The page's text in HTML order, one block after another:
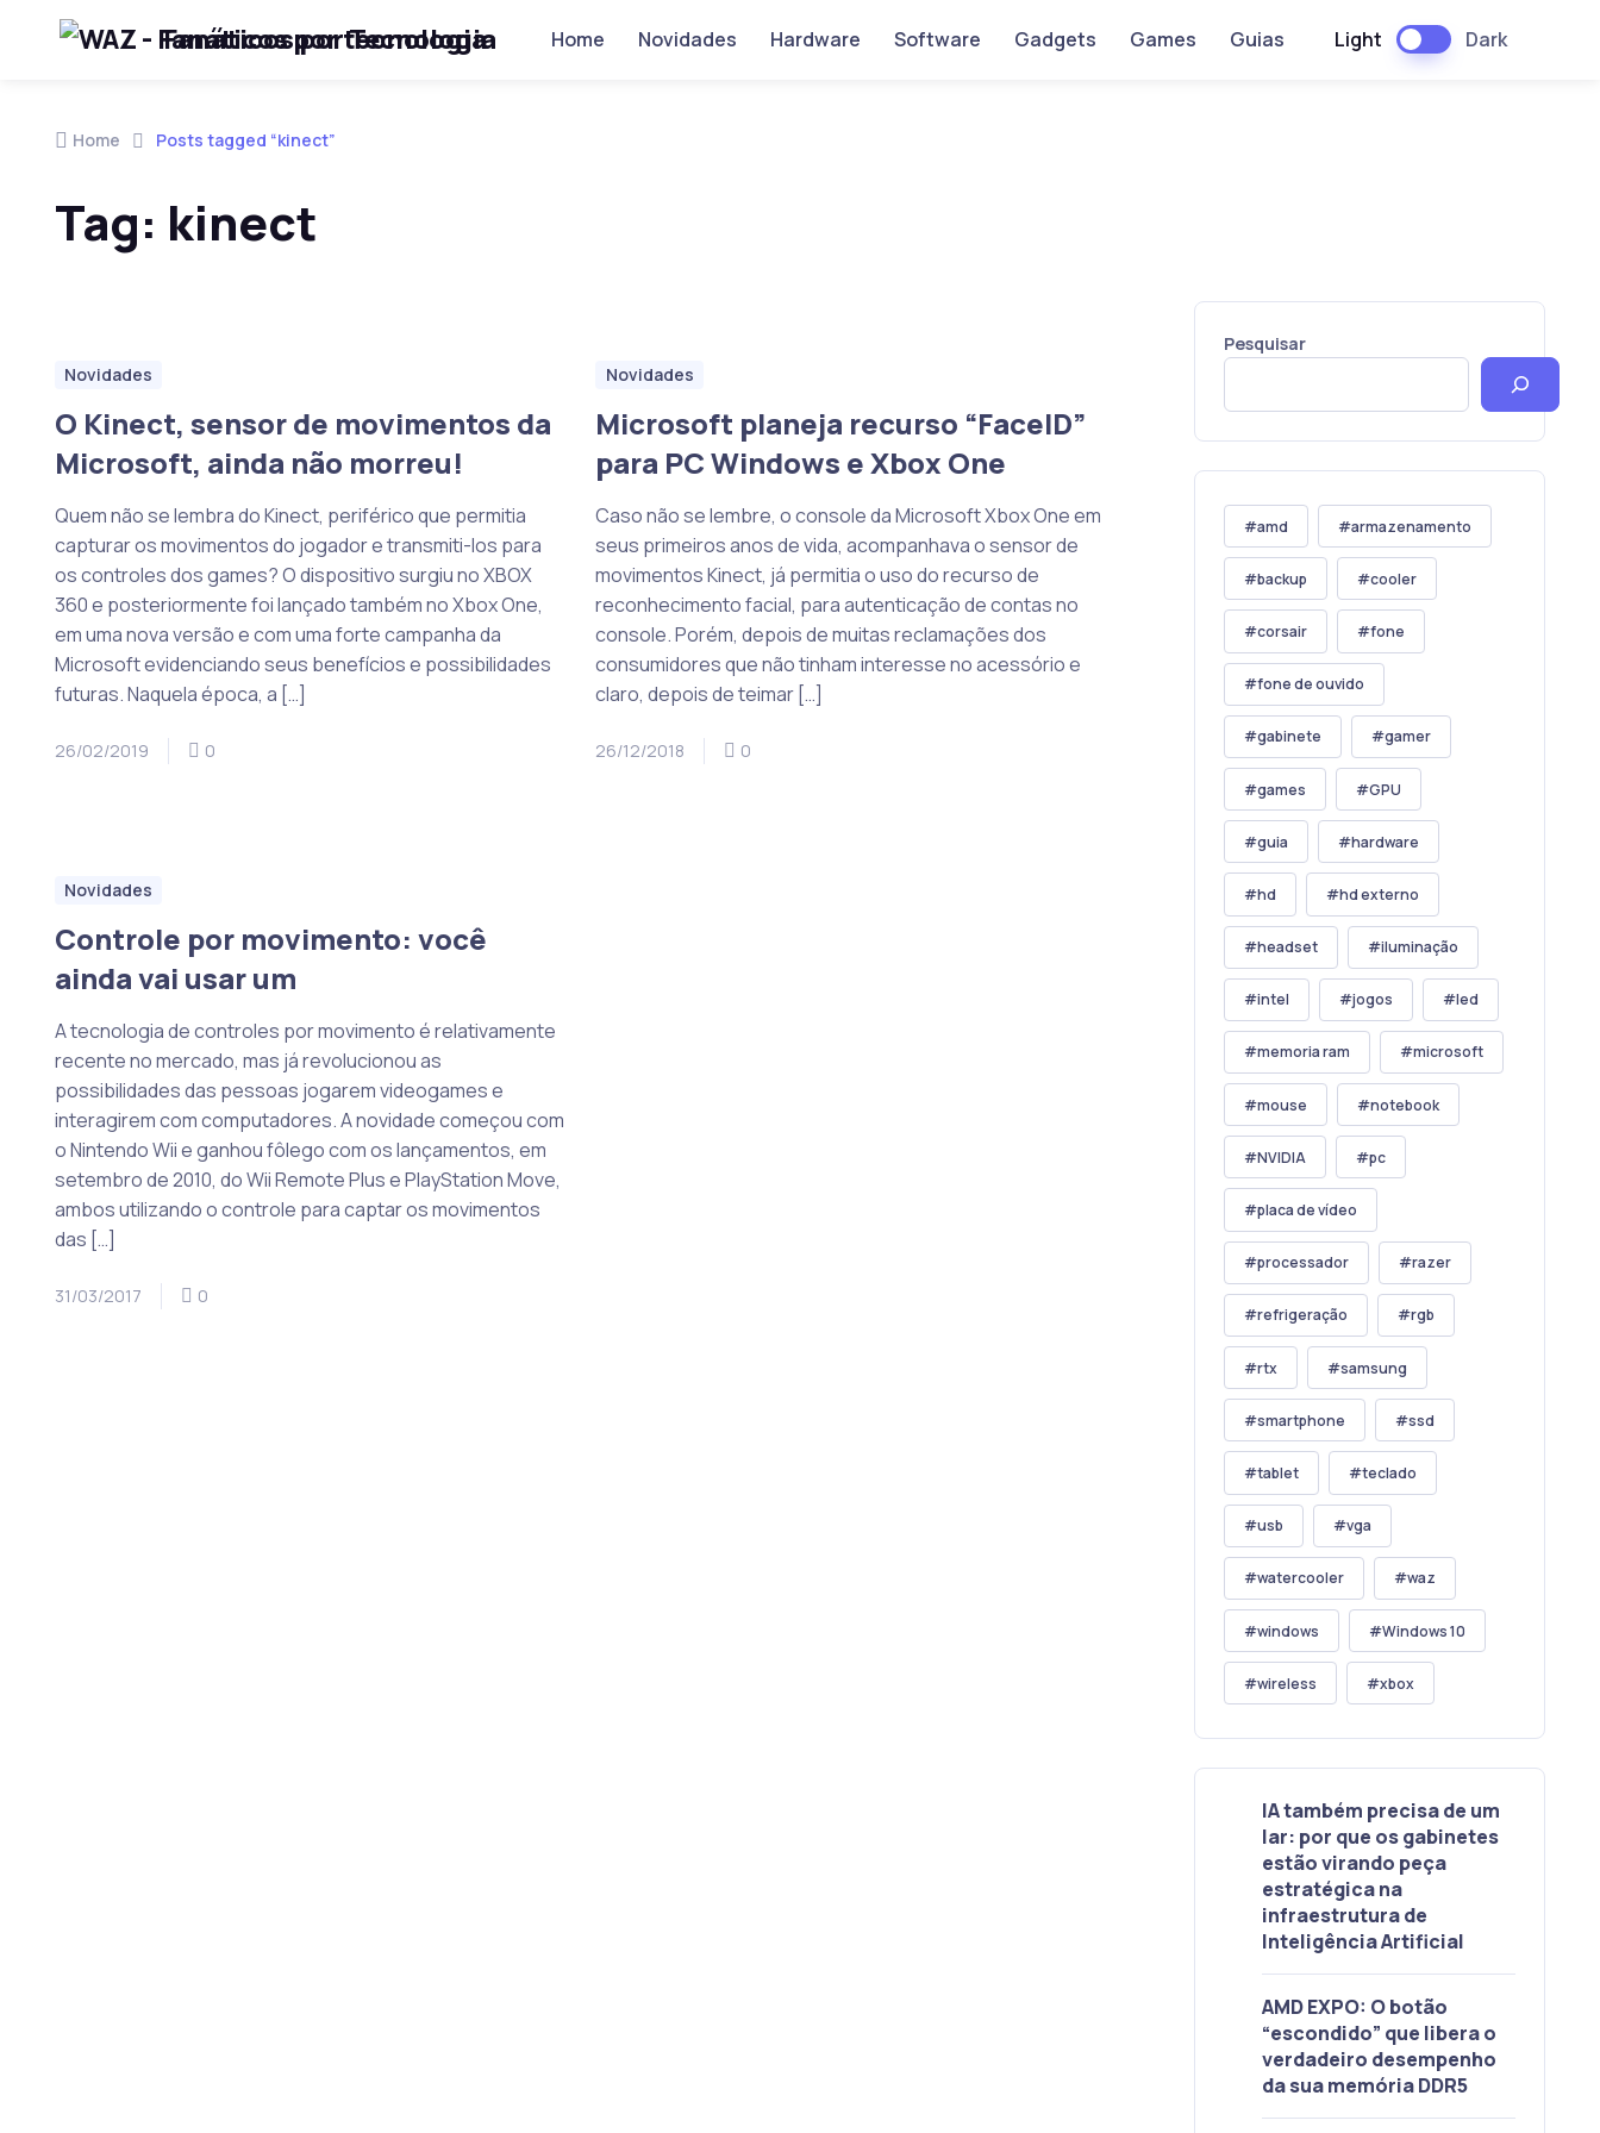
Skip to navigation
Skip to contentFanáticos por Tecnologia Home Novidades Hardware Software Gadgets Games Guias Light Dark
Home Posts tagged “kinect”
Tag: kinect
Novidades
O Kinect, sensor de movimentos da
Microsoft, ainda não morreu!
Quem não se lembra do Kinect, periférico que permitia
capturar os movimentos do jogador e transmiti-los para
os controles dos games? O dispositivo surgiu no XBOX
360 e posteriormente foi lançado também no Xbox One,
em uma nova versão e com uma forte campanha da
Microsoft evidenciando seus benefícios e possibilidades
futuras. Naquela época, a […]
26/02/2019 0
Novidades
Microsoft planeja recurso “FaceID”
para PC Windows e Xbox One
Caso não se lembre, o console da Microsoft Xbox One em
seus primeiros anos de vida, acompanhava o sensor de
movimentos Kinect, já permitia o uso do recurso de
reconhecimento facial, para autenticação de contas no
console. Porém, depois de muitas reclamações dos
consumidores que não tinham interesse no acessório e
claro, depois de teimar […]
26/12/2018 0
Novidades
Controle por movimento: você
ainda vai usar um
A tecnologia de controles por movimento é relativamente
recente no mercado, mas já revolucionou as
possibilidades das pessoas jogarem videogames e
interagirem com computadores. A novidade começou com
o Nintendo Wii e ganhou fôlego com os lançamentos, em
setembro de 2010, do Wii Remote Plus e PlayStation Move,
ambos utilizando o controle para captar os movimentos
das […]
31/03/2017 0
Pesquisar
amd armazenamento
backup cooler
corsair fone
fone de ouvido
gabinete gamer
games GPU
guia hardware
hd hd externo
headset iluminação
intel jogos led
memoria ram microsoft
mouse notebook
NVIDIA pc
placa de vídeo
processador razer
refrigeração rgb
rtx samsung
smartphone ssd
tablet teclado
usb vga
watercooler waz
windows Windows 10
wireless xbox
IA também precisa de um
lar: por que os gabinetes
estão virando peça
estratégica na
infraestrutura de
Inteligência Artificial
AMD EXPO: O botão
“escondido” que libera o
verdadeiro desempenho
da sua memória DDR5